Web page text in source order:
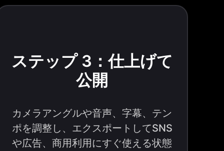
ステップ 3：仕上げて
公開
カメラアングルや音声、字幕、テン
ポを調整し、エクスポートしてSNS
や広告、商用利用にすぐ使える状態